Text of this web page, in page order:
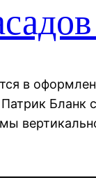
в
Бланк